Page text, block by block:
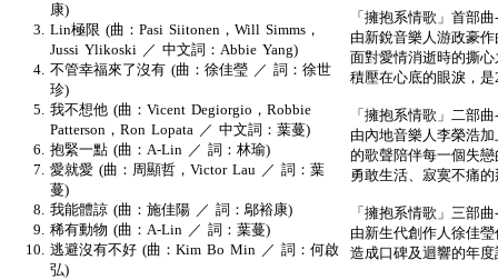
「擁抱系情歌」首部
由新銳音樂人游政豪
面對愛情消逝時的撕
積壓在心底的眼淚，
「擁抱系情歌」二部
由內地音樂人李榮浩
的歌聲陪伴每一個失
勇敢生活、寂寞不痛
「擁抱系情歌」三部
由新生代創作人徐佳
造成口碑及迴響的年
康)
Lin極限 (曲：Pasi Siitonen，Will Simms，
Jussi Ylikoski ／ 中文詞：Abbie Yang)
不管幸福來了沒有 (曲：徐佳瑩 ／ 詞：徐世
珍)
我不想他 (曲：Vicent Degiorgio，Robbie
Patterson，Ron Lopata ／ 中文詞：葉蔓)
抱緊一點 (曲：A-Lin ／ 詞：林瑜)
愛就愛 (曲：周顯哲，Victor Lau ／ 詞：葉
蔓)
我能體諒 (曲：施佳陽 ／ 詞：鄔裕康)
稀有動物 (曲：A-Lin ／ 詞：葉蔓)
逃避沒有不好 (曲：Kim Bo Min ／ 詞：何啟
弘)